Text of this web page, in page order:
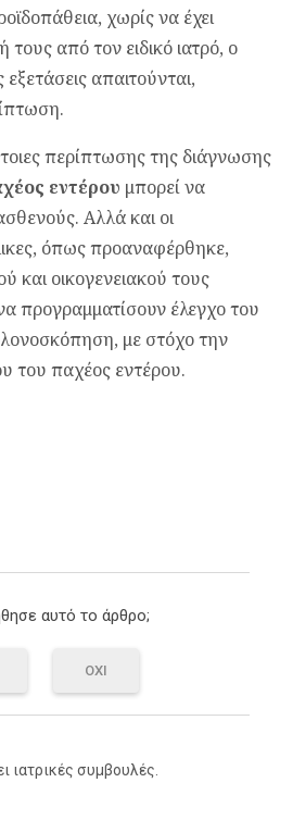
χωρίς να έχει
από τον ειδικό ιατρό, ο
εξετάσεις απαιτούνται,
περίπτωσης της διάγνωσης
εντέρου μπορεί να
Αλλά και οι
όπως προαναφέρθηκε,
και οικογενειακού τους
προγραμματίσουν έλεγχο του
με στόχο την
του παχέος εντέρου.
αυτό το άρθρο;
ΟΧΙ
ιατρικές συμβουλές.